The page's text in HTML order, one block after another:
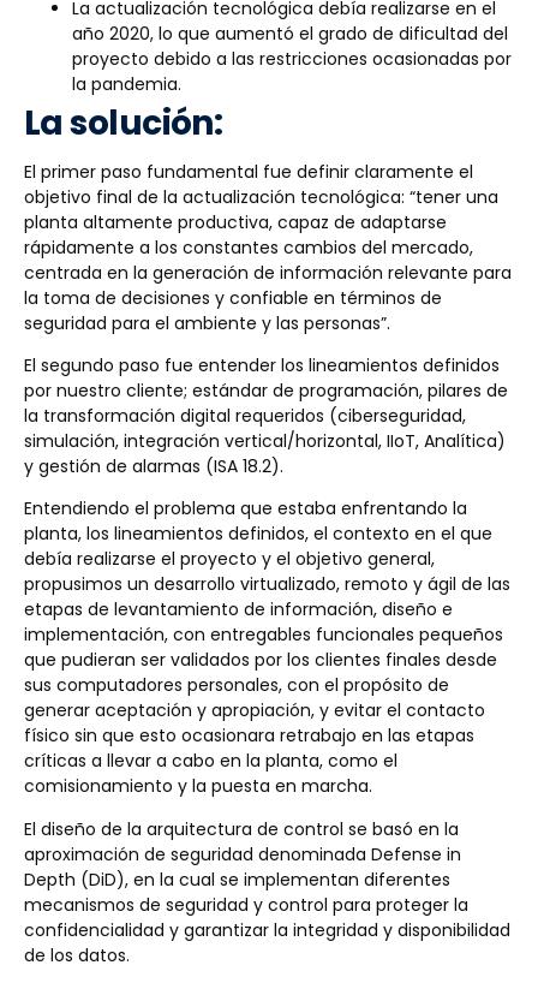
La actualización tecnológica debía realizarse en el
año 2020, lo que aumentó el grado de dificultad del
proyecto debido a las restricciones ocasionadas por
la pandemia.
La solución:
El primer paso fundamental fue definir claramente el
objetivo final de la actualización tecnológica: “tener una
planta altamente productiva, capaz de adaptarse
rápidamente a los constantes cambios del mercado,
centrada en la generación de información relevante para
la toma de decisiones y confiable en términos de
seguridad para el ambiente y las personas”.
El segundo paso fue entender los lineamientos definidos
por nuestro cliente; estándar de programación, pilares de
la transformación digital requeridos (ciberseguridad,
simulación, integración vertical/horizontal, IIoT, Analítica)
y gestión de alarmas (ISA 18.2).
Entendiendo el problema que estaba enfrentando la
planta, los lineamientos definidos, el contexto en el que
debía realizarse el proyecto y el objetivo general,
propusimos un desarrollo virtualizado, remoto y ágil de las
etapas de levantamiento de información, diseño e
implementación, con entregables funcionales pequeños
que pudieran ser validados por los clientes finales desde
sus computadores personales, con el propósito de
generar aceptación y apropiación, y evitar el contacto
físico sin que esto ocasionara retrabajo en las etapas
críticas a llevar a cabo en la planta, como el
comisionamiento y la puesta en marcha.
El diseño de la arquitectura de control se basó en la
aproximación de seguridad denominada Defense in
Depth (DiD), en la cual se implementan diferentes
mecanismos de seguridad y control para proteger la
confidencialidad y garantizar la integridad y disponibilidad
de los datos.